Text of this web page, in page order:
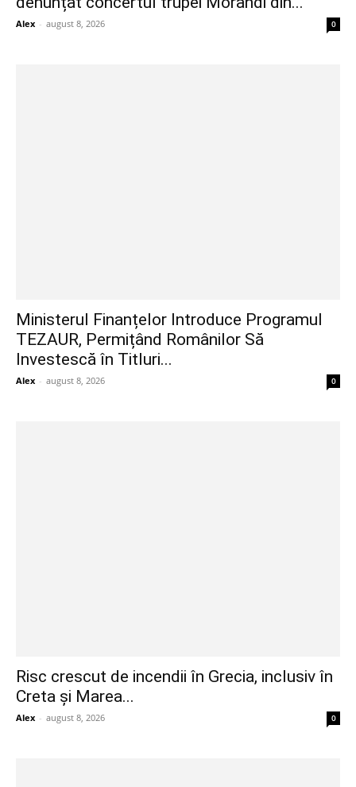
Alex - august 8, 2026 0
Ministerul Finanțelor Introduce Programul
TEZAUR, Permițând Românilor Să
Investescă în Titluri...
Alex - august 8, 2026 0
Risc crescut de incendii în Grecia, inclusiv în
Creta și Marea...
Alex - august 8, 2026 0